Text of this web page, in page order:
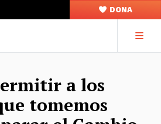
DONA
a los
tomemos